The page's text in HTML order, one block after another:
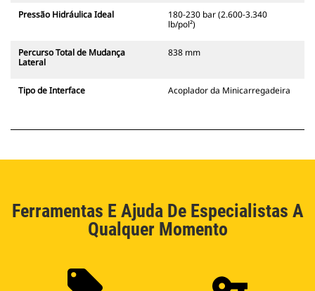
Pressão Hidráulica Ideal
180-230 bar (2.600-3.340
lb/pol²)
Percurso Total de Mudança
Lateral
838 mm
Tipo de Interface Acoplador da Minicarregadeira
Ferramentas E Ajuda De Especialistas A
Qualquer Momento